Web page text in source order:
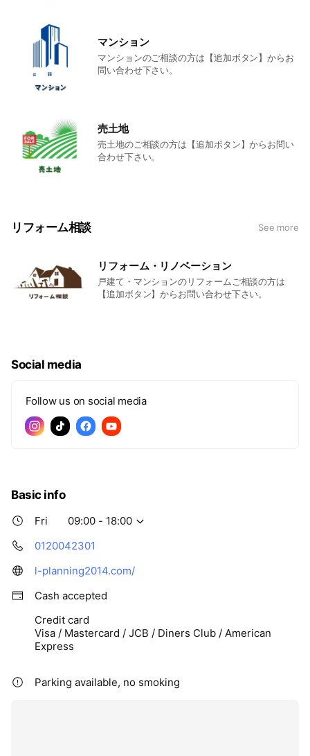
マンション
マンションのご相談の方は【追加ボタン】からお
問い合わせ下さい。
売土地
売土地のご相談の方は【追加ボタン】からお問い
合わせ下さい。
リフォーム相談 See more
リフォーム・リノベーション
戸建て・マンションのリフォームご相談の方は
【追加ボタン】からお問い合わせ下さい。
Social media
Follow us on social media
Basic info
Fri
09:00 - 18:00
0120042301
l-planning2014.com/
Cash accepted
Credit card
Visa / Mastercard / JCB / Diners Club / American
Express
Parking available, no smoking